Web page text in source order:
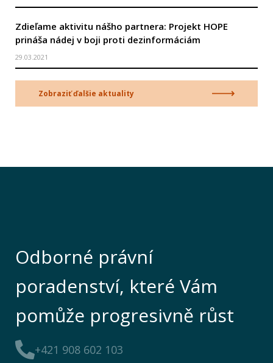
Zdieľame aktivitu nášho partnera: Projekt HOPE
prináša nádej v boji proti dezinformáciám
29.03.2021
Zobraziť ďalšie aktuality
Odborné právní
poradenství, které Vám
pomůže progresivně růst
+421 908 602 103